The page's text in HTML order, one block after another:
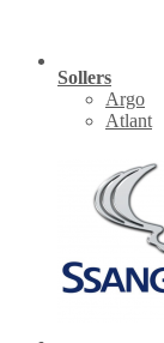
Sollers
Argo
Atlant